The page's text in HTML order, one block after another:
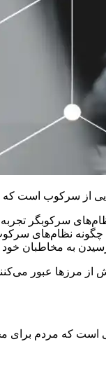
سرکوبگر
چگونه نظام‌های
از مرزها عبور